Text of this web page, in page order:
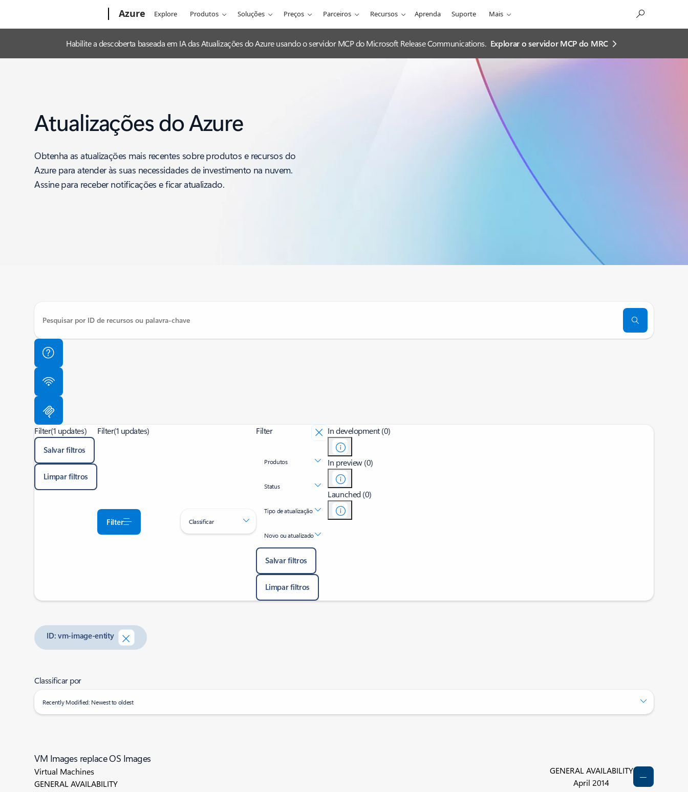
Azure Explore Produtos Soluções Preços Parceiros Recursos Aprenda Suporte Mais
Habilite a descoberta baseada em IA das Atualizações do Azure usando o servidor MCP do Microsoft Release Communications. Explorar o servidor MCP do MRC
Atualizações do Azure
Obtenha as atualizações mais recentes sobre produtos e recursos do
Azure para atender às suas necessidades de investimento na nuvem.
Assine para receber notificações e ficar atualizado.
Filter(1 updates)
Salvar filtros
Limpar filtros
Filter(1 updates)
Filter Classificar
Filter
Produtos
Status
Tipo de atualização
Novo ou atualizado
Salvar filtros
Limpar filtros
In development (0)
In preview (0)
Launched (0)
ID: vm-image-entity
Classificar por
Recently Modified: Newest to oldest
VM Images replace OS Images
Virtual Machines
GENERAL AVAILABILITY
GENERAL AVAILABILITY
April 2014